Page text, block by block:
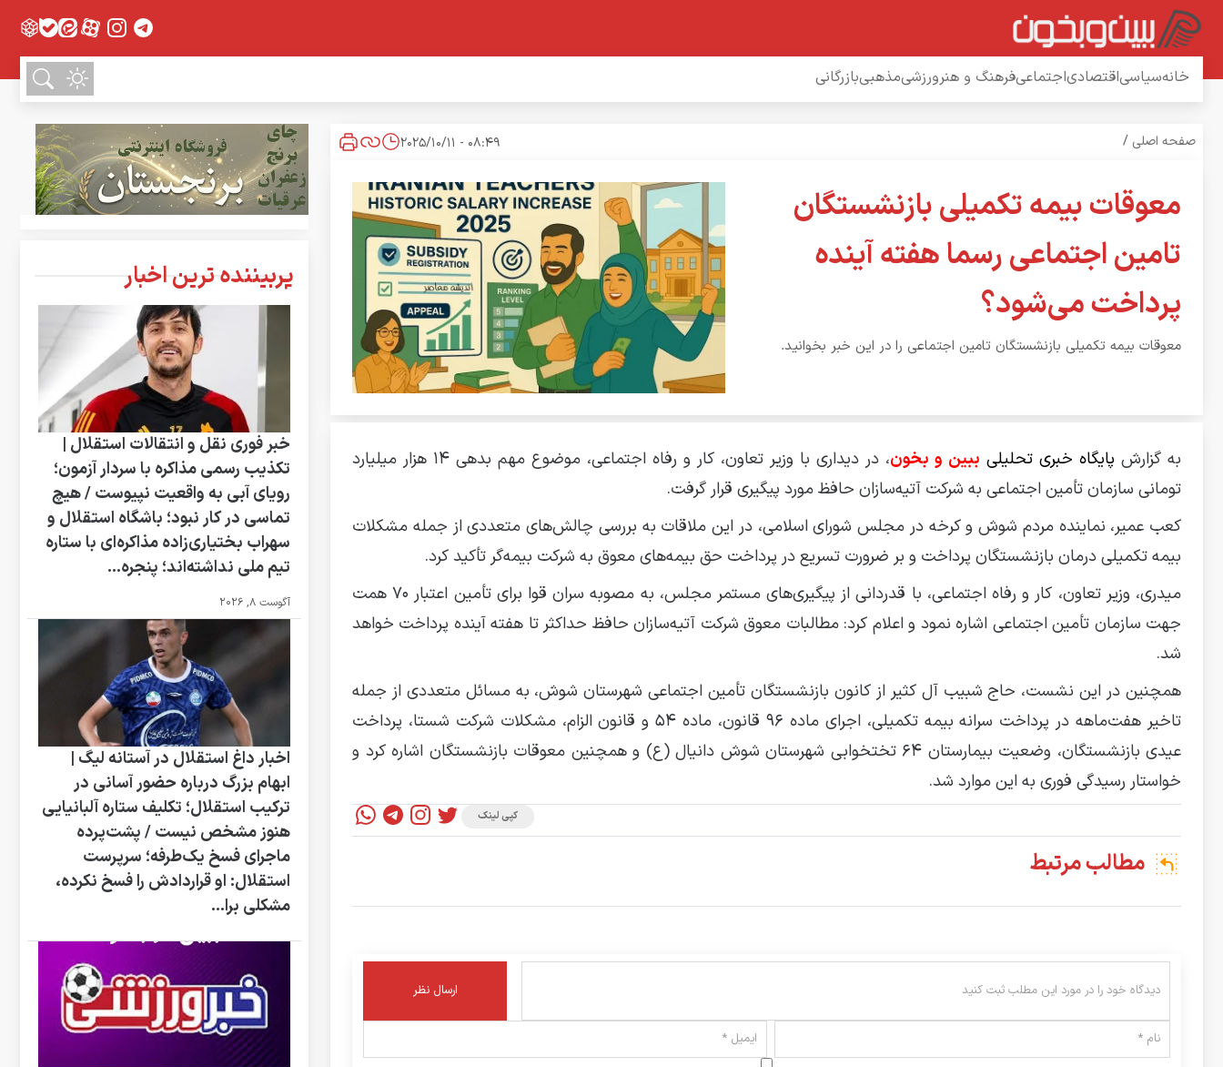
خانهسیاسیاقتصادیاجتماعیفرهنگ و هنرورزشیمذهبیبازرگانی
صفحه اصلی /
08:49 - 2025/10/11
معوقات بیمه تکمیلی بازنشستگان
تامین اجتماعی رسما هفته آینده
پرداخت می‌شود؟
معوقات بیمه تکمیلی بازنشستگان تامین اجتماعی را در این خبر بخوانید.
به گزارش پایگاه خبری تحلیلی ببین و بخون
، در دیداری با وزیر تعاون، کار و رفاه اجتماعی، موضوع مهم بدهی ۱۴ هزار میلیارد
تومانی سازمان تأمین اجتماعی به شرکت آتیه‌سازان حافظ مورد پیگیری قرار گرفت.
کعب عمیر، نماینده مردم شوش و کرخه در مجلس شورای اسلامی، در این ملاقات به بررسی چالش‌های متعددی از جمله مشکلات
بیمه تکمیلی درمان بازنشستگان پرداخت و بر ضرورت تسریع در پرداخت حق بیمه‌های معوق به شرکت بیمه‌گر تأکید کرد.
میدری، وزیر تعاون، کار و رفاه اجتماعی، با قدردانی از پیگیری‌های مستمر مجلس، به مصوبه سران قوا برای تأمین اعتبار ۷۰ همت
جهت سازمان تأمین اجتماعی اشاره نمود و اعلام کرد: مطالبات معوق شرکت آتیه‌سازان حافظ حداکثر تا هفته آینده پرداخت خواهد
شد.
همچنین در این نشست، حاج شبیب آل کثیر از کانون بازنشستگان تأمین اجتماعی شهرستان شوش، به مسائل متعددی از جمله
تاخیر هفت‌ماهه در پرداخت سرانه بیمه تکمیلی، اجرای ماده ۹۶ قانون، ماده ۵۴ و قانون الزام، مشکلات شرکت شستا، پرداخت
عیدی بازنشستگان، وضعیت بیمارستان ۶۴ تختخوابی شهرستان شوش دانیال (ع) و همچنین معوقات بازنشستگان اشاره کرد و
خواستار رسیدگی فوری به این موارد شد.
کپی لینک
مطالب مرتبط
پربیننده ترین اخبار
خبر فوری نقل و انتقالات استقلال |
تکذیب رسمی مذاکره با سردار آزمون؛
رویای آبی به واقعیت نپیوست / هیچ
تماسی در کار نبود؛ باشگاه استقلال و
سهراب بختیاری‌زاده مذاکره‌ای با ستاره
تیم ملی نداشته‌اند؛ پنجره...
آگوست 8, 2026
اخبار داغ استقلال در آستانه لیگ |
ابهام بزرگ درباره حضور آسانی در
ترکیب استقلال؛ تکلیف ستاره آلبانیایی
هنوز مشخص نیست / پشت‌پرده
ماجرای فسخ یک‌طرفه؛ سرپرست
استقلال: او قراردادش را فسخ نکرده،
مشکلی برا...